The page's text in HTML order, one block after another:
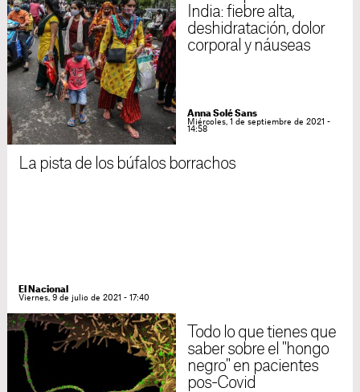
India: fiebre alta,
deshidratación, dolor
corporal y náuseas
Anna Solé Sans
Miércoles, 1 de septiembre de 2021 -
14:58
La pista de los búfalos borrachos
El Nacional
Viernes, 9 de julio de 2021 - 17:40
Todo lo que tienes que
saber sobre el "hongo
negro" en pacientes
pos-Covid